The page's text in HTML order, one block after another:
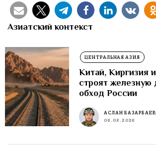
Азиатский контекст
ЦЕНТРАЛЬНАЯ АЗИЯ
Китай, Киргизия
строят железную
обход России
АСЛАН БАЗАРБАЕВ
06.08.2026